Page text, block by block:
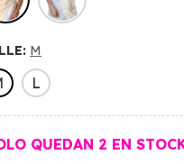
M
L
QUEDAN 2 EN